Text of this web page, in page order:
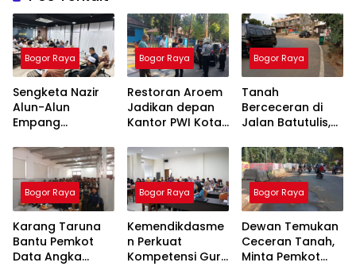
Bogor Raya
Sengketa Nazir
Alun-Alun
Empang
Terang,
Pertemuan
Hasilkan 4 Poin
Kesepakatan
Bogor Raya
Restoran Aroem
Jadikan depan
Kantor PWI Kota
Area Parkir,
Ketua PWI
Dilarang Parkir
Bogor Raya
Tanah
Berceceran di
Jalan Batutulis,
Teguran Tertulis
Pada Kontraktor
Bogor Raya
Karang Taruna
Bantu Pemkot
Data Angka
Bogor Raya
Kemendikdasme
n Perkuat
Kompetensi Guru
Bogor Raya
Dewan Temukan
Ceceran Tanah,
Minta Pemkot